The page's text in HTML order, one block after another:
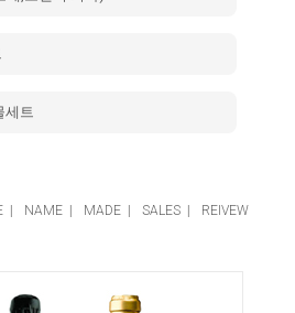
세트
NAME MADE SALES REIVEW